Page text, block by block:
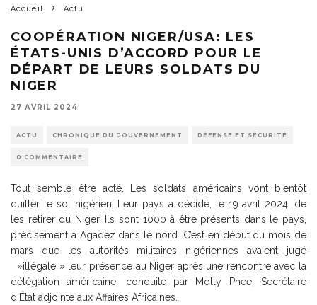
Accueil Actu
COOPÉRATION NIGER/USA: LES
ÉTATS-UNIS D’ACCORD POUR LE
DÉPART DE LEURS SOLDATS DU
NIGER
27 AVRIL 2024
ACTU CHRONIQUE DU GOUVERNEMENT DÉFENSE ET SÉCURITÉ
0 COMMENTAIRE
Tout semble être acté. Les soldats américains vont bientôt
quitter le sol nigérien. Leur pays a décidé, le 19 avril 2024, de
les retirer du Niger. Ils sont 1000 à être présents dans le pays,
précisément à Agadez dans le nord. C’est en début du mois de
mars que les autorités militaires nigériennes avaient jugé
»illégale » leur présence au Niger après une rencontre avec la
délégation américaine, conduite par Molly Phee, Secrétaire
d’État adjointe aux Affaires Africaines.